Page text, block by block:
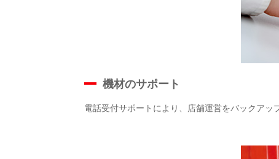
機材のサポート
電話受付サポートにより、店舗運営をバックアッ